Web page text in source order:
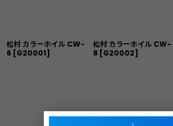
松村 カラーホイル CW-
6 [G20001]
松村 カラーホイル CW-
8 [G20002]